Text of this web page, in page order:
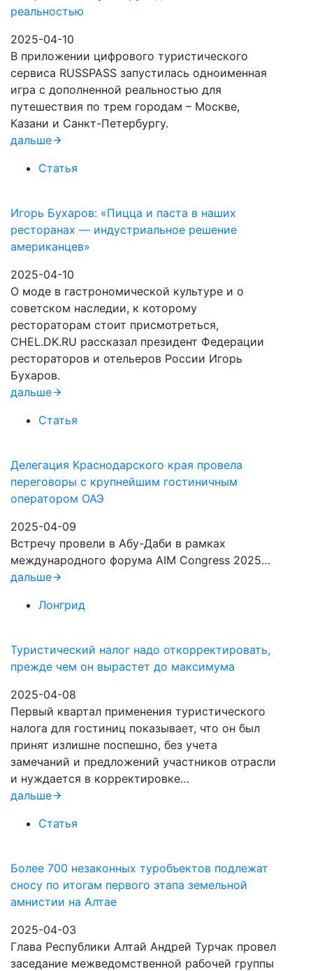
реальностью
2025-04-10
В приложении цифрового туристического
сервиса RUSSPASS запустилась одноименная
игра с дополненной реальностью для
путешествия по трем городам – Москве,
Казани и Санкт-Петербургу.
дальше
Статья
Игорь Бухаров: «Пицца и паста в наших
ресторанах — индустриальное решение
американцев»
2025-04-10
О моде в гастрономической культуре и о
советском наследии, к которому
рестораторам стоит присмотреться,
CHEL.DK.RU рассказал президент Федерации
рестораторов и отельеров России Игорь
Бухаров.
дальше
Статья
Делегация Краснодарского края провела
переговоры с крупнейшим гостиничным
оператором ОАЭ
2025-04-09
Встречу провели в Абу-Даби в рамках
международного форума AIM Congress 2025…
дальше
Лонгрид
Туристический налог надо откорректировать,
прежде чем он вырастет до максимума
2025-04-08
Первый квартал применения туристического
налога для гостиниц показывает, что он был
принят излишне поспешно, без учета
замечаний и предложений участников отрасли
и нуждается в корректировке…
дальше
Статья
Более 700 незаконных туробъектов подлежат
сносу по итогам первого этапа земельной
амнистии на Алтае
2025-04-03
Глава Республики Алтай Андрей Турчак провел
заседание межведомственной рабочей группы